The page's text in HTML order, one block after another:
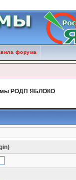
форума
РОДП ЯБЛОКО